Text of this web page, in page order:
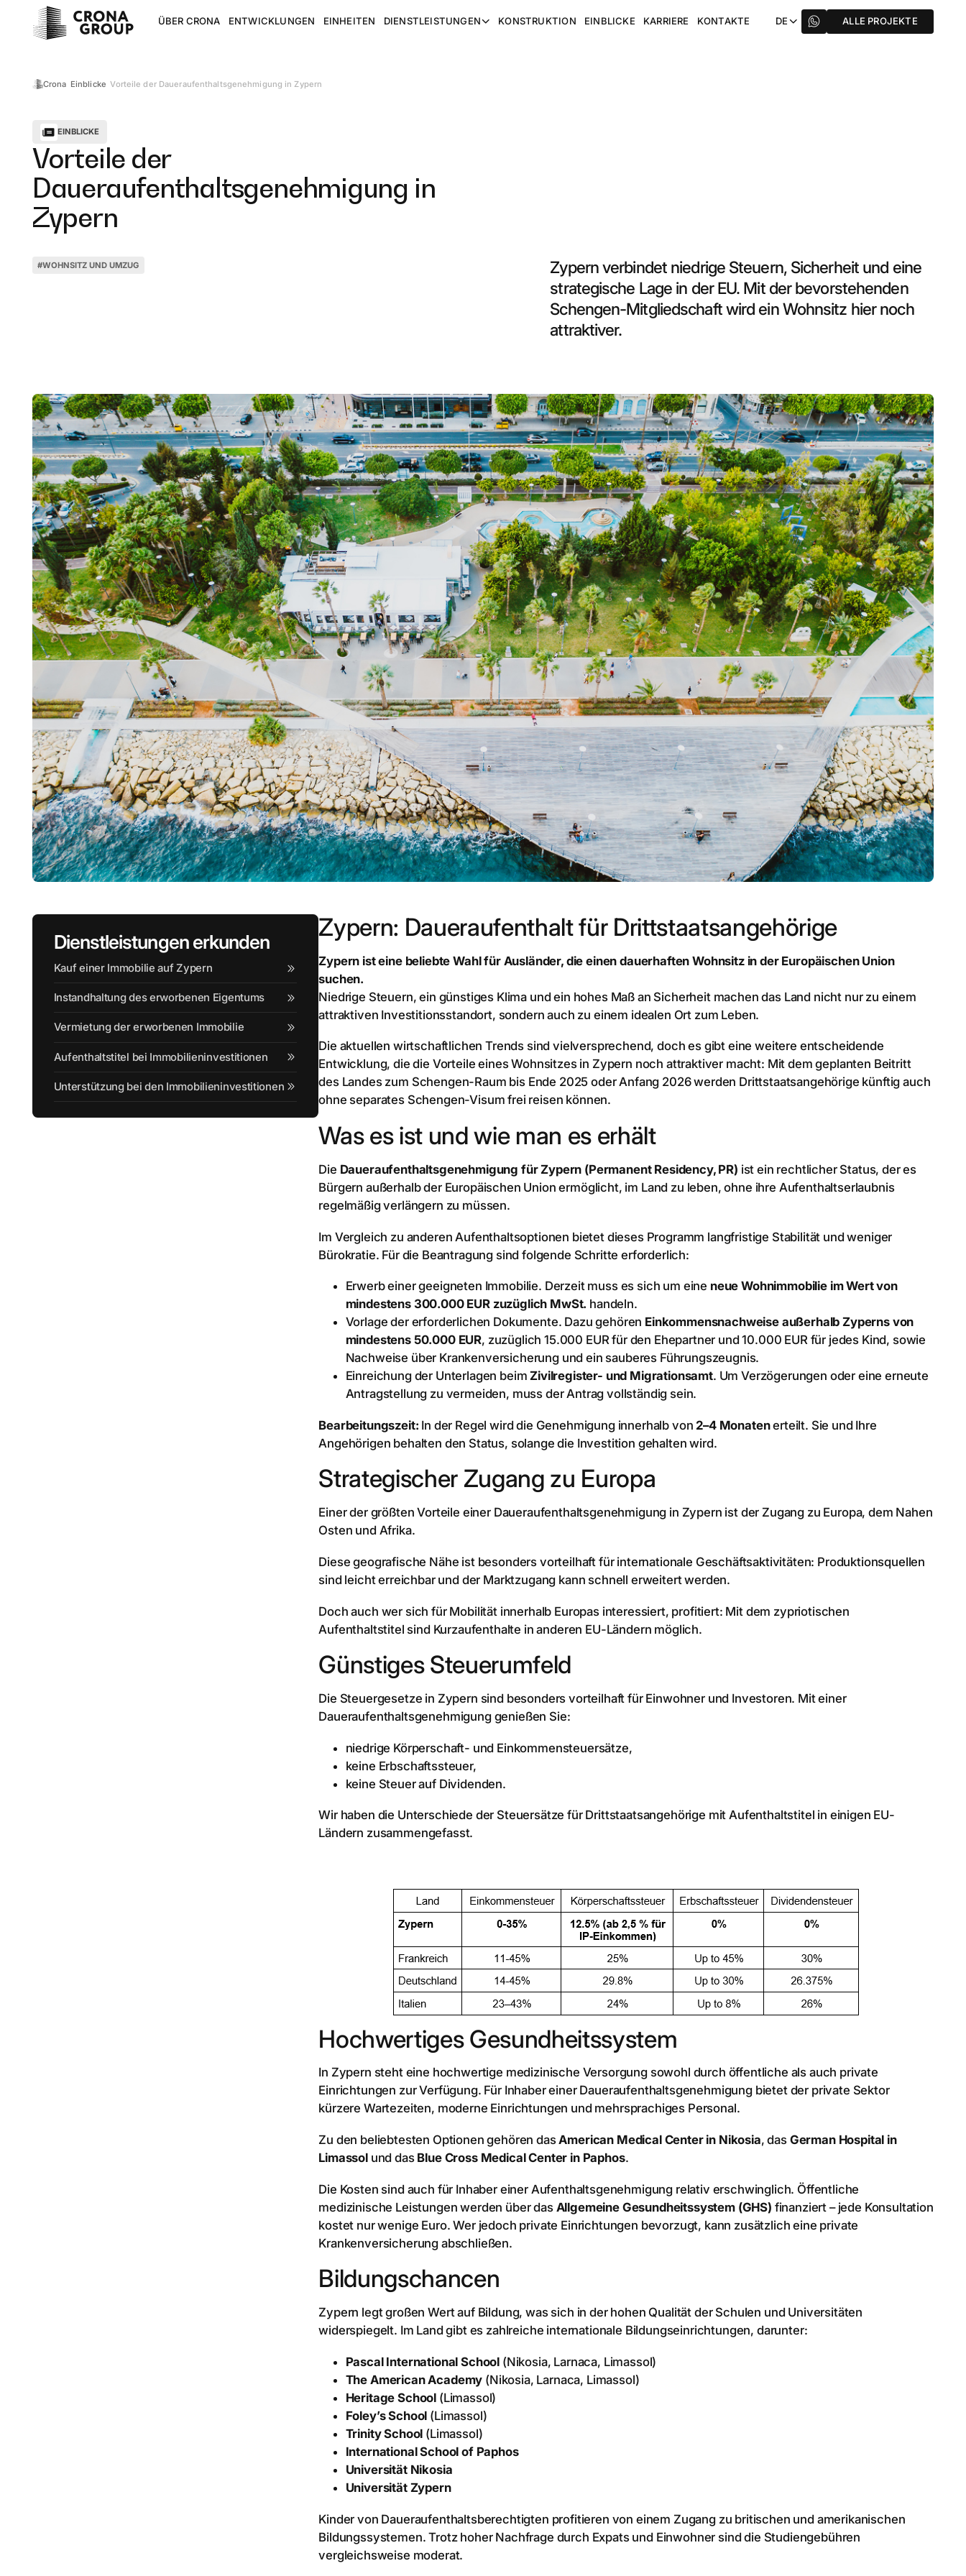
ÜBER CRONA ENTWICKLUNGEN EINHEITEN DIENSTLEISTUNGEN KONSTRUKTION EINBLICKE KARRIERE KONTAKTE DE ALLE PROJEKTE
Crona Einblicke Vorteile der Daueraufenthaltsgenehmigung in Zypern
EINBLICKE
Vorteile der
Daueraufenthaltsgenehmigung in
Zypern
#WOHNSITZ UND UMZUG
Zypern verbindet niedrige Steuern, Sicherheit und eine
strategische Lage in der EU. Mit der bevorstehenden
Schengen-Mitgliedschaft wird ein Wohnsitz hier noch
attraktiver.
Dienstleistungen erkunden
Kauf einer Immobilie auf Zypern
Instandhaltung des erworbenen Eigentums
Vermietung der erworbenen Immobilie
Aufenthaltstitel bei Immobilieninvestitionen
Unterstützung bei den Immobilieninvestitionen
Zypern: Daueraufenthalt für Drittstaatsangehörige
Zypern ist eine beliebte Wahl für Ausländer, die einen dauerhaften Wohnsitz in der Europäischen Union
suchen.
Niedrige Steuern, ein günstiges Klima und ein hohes Maß an Sicherheit machen das Land nicht nur zu einem
attraktiven Investitionsstandort, sondern auch zu einem idealen Ort zum Leben.
Die aktuellen wirtschaftlichen Trends sind vielversprechend, doch es gibt eine weitere entscheidende
Entwicklung, die die Vorteile eines Wohnsitzes in Zypern noch attraktiver macht: Mit dem geplanten Beitritt
des Landes zum Schengen-Raum bis Ende 2025 oder Anfang 2026 werden Drittstaatsangehörige künftig auch
ohne separates Schengen-Visum frei reisen können.
Was es ist und wie man es erhält
Die Daueraufenthaltsgenehmigung für Zypern (Permanent Residency, PR) ist ein rechtlicher Status, der es
Bürgern außerhalb der Europäischen Union ermöglicht, im Land zu leben, ohne ihre Aufenthaltserlaubnis
regelmäßig verlängern zu müssen.
Im Vergleich zu anderen Aufenthaltsoptionen bietet dieses Programm langfristige Stabilität und weniger
Bürokratie. Für die Beantragung sind folgende Schritte erforderlich:
Erwerb einer geeigneten Immobilie. Derzeit muss es sich um eine neue Wohnimmobilie im Wert von
mindestens 300.000 EUR zuzüglich MwSt. handeln.
Vorlage der erforderlichen Dokumente. Dazu gehören Einkommensnachweise außerhalb Zyperns von
mindestens 50.000 EUR, zuzüglich 15.000 EUR für den Ehepartner und 10.000 EUR für jedes Kind, sowie
Nachweise über Krankenversicherung und ein sauberes Führungszeugnis.
Einreichung der Unterlagen beimZivilregister- und Migrationsamt. Um Verzögerungen oder eine erneute
Antragstellung zu vermeiden, muss der Antrag vollständig sein.
Bearbeitungszeit: In der Regel wird die Genehmigung innerhalb von 2–4 Monatenerteilt. Sie und Ihre
Angehörigen behalten den Status, solange die Investition gehalten wird.
Strategischer Zugang zu Europa
Einer der größten Vorteile einer Daueraufenthaltsgenehmigung in Zypern ist der Zugang zu Europa, dem Nahen
Osten und Afrika.
Diese geografische Nähe ist besonders vorteilhaft für internationale Geschäftsaktivitäten: Produktionsquellen
sind leicht erreichbar und der Marktzugang kann schnell erweitert werden.
Doch auch wer sich für Mobilität innerhalb Europas interessiert, profitiert: Mit dem zypriotischen
Aufenthaltstitel sind Kurzaufenthalte in anderen EU-Ländern möglich.
Günstiges Steuerumfeld
Die Steuergesetze in Zypern sind besonders vorteilhaft für Einwohner und Investoren. Mit einer
Daueraufenthaltsgenehmigung genießen Sie:
niedrige Körperschaft- und Einkommensteuersätze,
keine Erbschaftssteuer,
keine Steuer auf Dividenden.
Wir haben die Unterschiede der Steuersätze für Drittstaatsangehörige mit Aufenthaltstitel in einigen EU-
Ländern zusammengefasst.
Hochwertiges Gesundheitssystem
In Zypern steht eine hochwertige medizinische Versorgung sowohl durch öffentliche als auch private
Einrichtungen zur Verfügung. Für Inhaber einer Daueraufenthaltsgenehmigung bietet der private Sektor
kürzere Wartezeiten, moderne Einrichtungen und mehrsprachiges Personal.
Zu den beliebtesten Optionen gehören dasAmerican Medical Center in Nikosia, das German Hospital in
Limassolund das Blue Cross Medical Center in Paphos.
Die Kosten sind auch für Inhaber einer Aufenthaltsgenehmigung relativ erschwinglich. Öffentliche
medizinische Leistungen werden über das Allgemeine Gesundheitssystem (GHS) finanziert – jede Konsultation
kostet nur wenige Euro. Wer jedoch private Einrichtungen bevorzugt, kann zusätzlich eine private
Krankenversicherung abschließen.
Bildungschancen
Zypern legt großen Wert auf Bildung, was sich in der hohen Qualität der Schulen und Universitäten
widerspiegelt. Im Land gibt es zahlreiche internationale Bildungseinrichtungen, darunter:
Pascal International School (Nikosia, Larnaca, Limassol)
The American Academy (Nikosia, Larnaca, Limassol)
Heritage School (Limassol)
Foley’s School (Limassol)
Trinity School (Limassol)
International School of Paphos
Universität Nikosia
Universität Zypern
Kinder von Daueraufenthaltsberechtigten profitieren von einem Zugang zu britischen und amerikanischen
Bildungssystemen. Trotz hoher Nachfrage durch Expats und Einwohner sind die Studiengebühren
vergleichsweise moderat.